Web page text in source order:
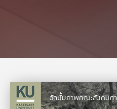
อัลบั้มภาพคณะสังคมศ